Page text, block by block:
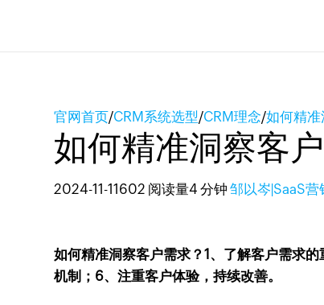
官网首页/CRM系统选型/CRM理念/如何精
如何精准洞察客
2024-11-11 602 阅读量4 分钟 邹以岑|SaaS营
如何精准洞察客户需求？1、了解客户需求
机制；6、注重客户体验，持续改善。